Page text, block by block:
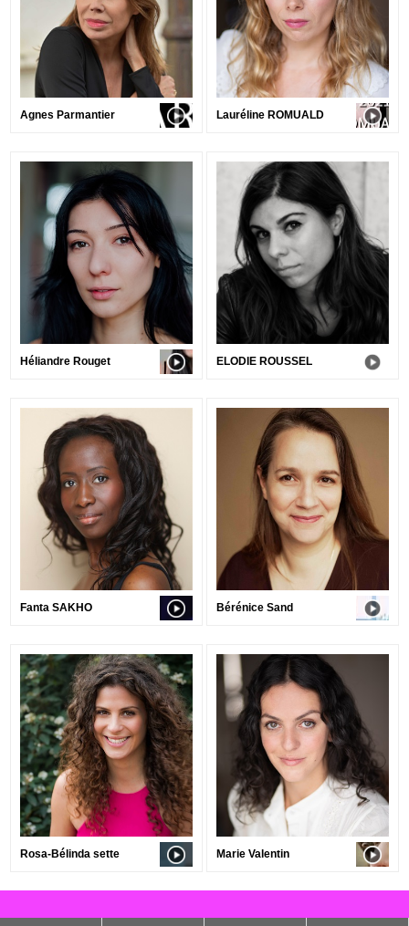
Agnes Parmantier Lauréline ROMUALD
Héliandre Rouget ELODIE ROUSSEL
Fanta SAKHO Bérénice Sand
Rosa-Bélinda sette Marie Valentin